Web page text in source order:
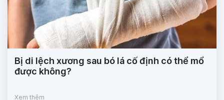
Bị di lệch xương sau bó lá cố định có thể mổ
được không?
Xem thêm